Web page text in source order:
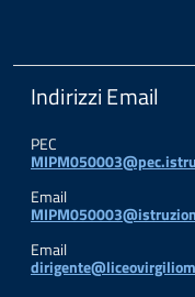
Indirizzi Email
PEC
Email
Email